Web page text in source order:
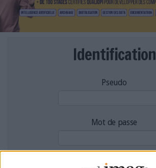
VIE NUMÉRIQUE
NUMÉRIQUE RESPONSABLE
Identification
Pseudo
Mot de passe
Filtre anti-spam